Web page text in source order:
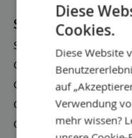
Steinkörbe
Standard-Gabionen
Gabionen nach maß
Gabionen
Gabionen Hochbeet
Gabionen Briefkasten
Diese
Cookies.
Diese Website
auf
Verwendung
mehr wissen?